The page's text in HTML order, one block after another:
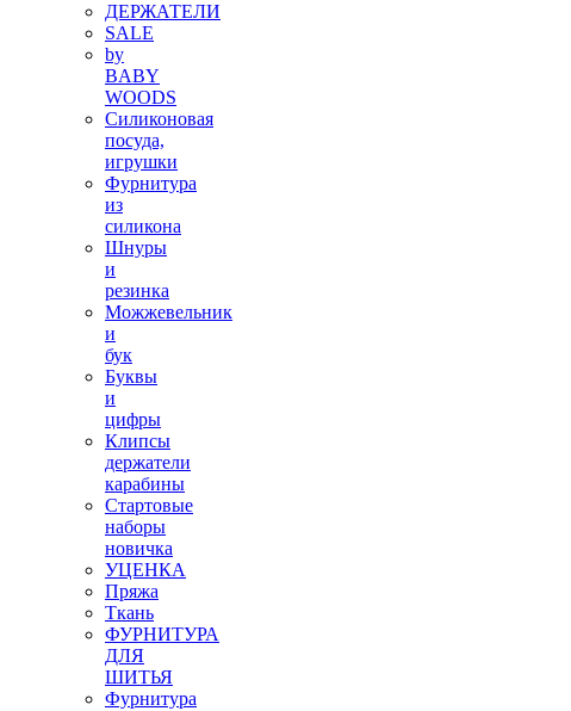
ДЕРЖАТЕЛИ
SALE
by
BABY
WOODS
Силиконовая
посуда,
игрушки
Фурнитура
из
силикона
Шнуры
и
резинка
Можжевельник
и
бук
Буквы
и
цифры
Клипсы
держатели
карабины
Стартовые
наборы
новичка
УЦЕНКА
Пряжа
Ткань
ФУРНИТУРА
ДЛЯ
ШИТЬЯ
Фурнитура